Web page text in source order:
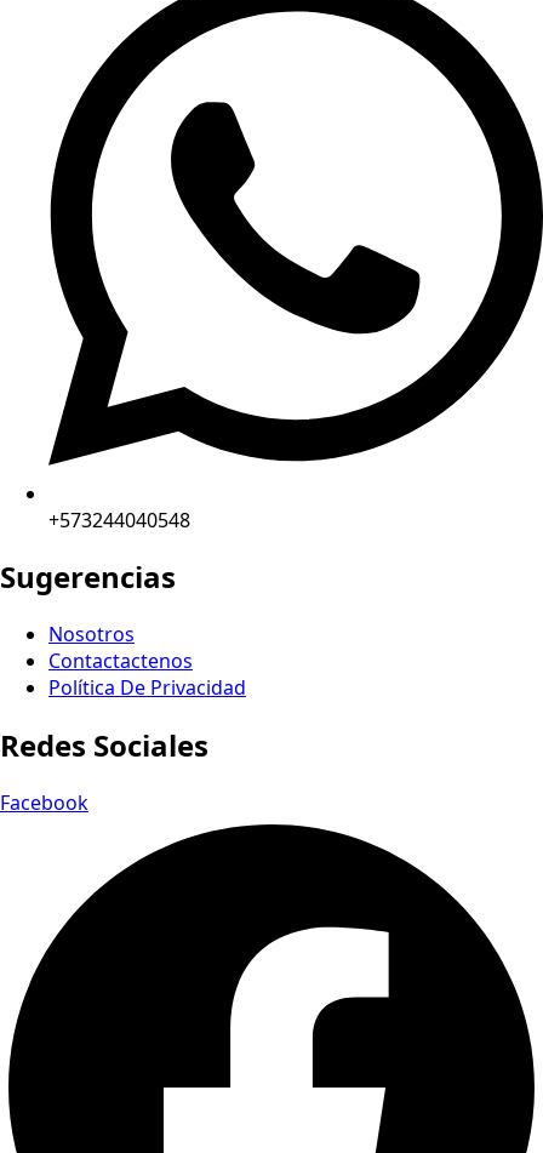
+573244040548
Sugerencias
Nosotros
Contactactenos
Política De Privacidad
Redes Sociales
Facebook